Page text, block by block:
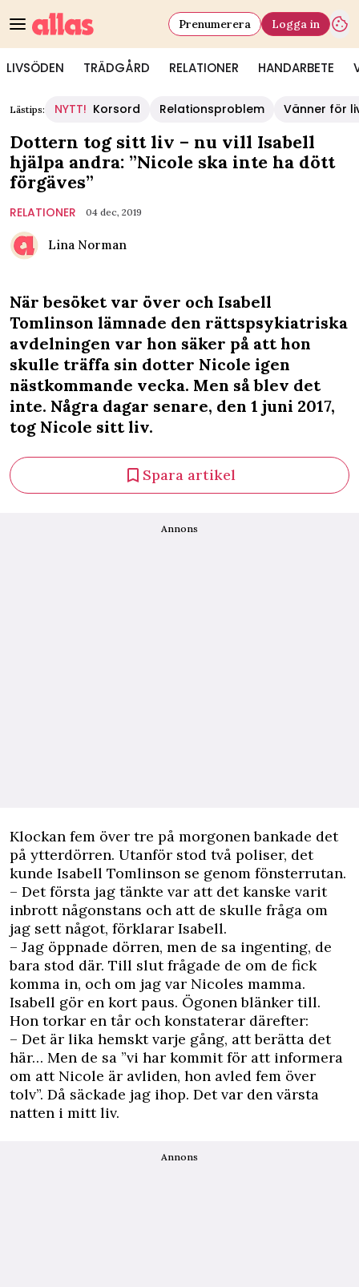
LIVSÖDEN TRÄDGÅRD RELATIONER HANDARBETE
Prenumerera Logga in
Lästips: NYTT! Korsord Relationsproblem Vänner för
Dottern tog sitt liv – nu vill Isabell
hjälpa andra: ”Nicole ska inte ha dött
förgäves”
RELATIONER 04 dec, 2019
Lina Norman
När besöket var över och Isabell
Tomlinson lämnade den rättspsykiatriska
avdelningen var hon säker på att hon
skulle träffa sin dotter Nicole igen
nästkommande vecka. Men så blev det
inte. Några dagar senare, den 1 juni 2017,
tog Nicole sitt liv.
Spara artikel
Annons
Klockan fem över tre på morgonen bankade det
på ytterdörren. Utanför stod två poliser, det
kunde Isabell Tomlinson se genom fönsterrutan.
– Det första jag tänkte var att det kanske varit
inbrott någonstans och att de skulle fråga om
jag sett något, förklarar Isabell.
– Jag öppnade dörren, men de sa ingenting, de
bara stod där. Till slut frågade de om de fick
komma in, och om jag var Nicoles mamma.
Isabell gör en kort paus. Ögonen blänker till.
Hon torkar en tår och konstaterar därefter:
– Det är lika hemskt varje gång, att berätta det
här… Men de sa ”vi har kommit för att informera
om att Nicole är avliden, hon avled fem över
tolv”. Då säckade jag ihop. Det var den värsta
natten i mitt liv.
Annons